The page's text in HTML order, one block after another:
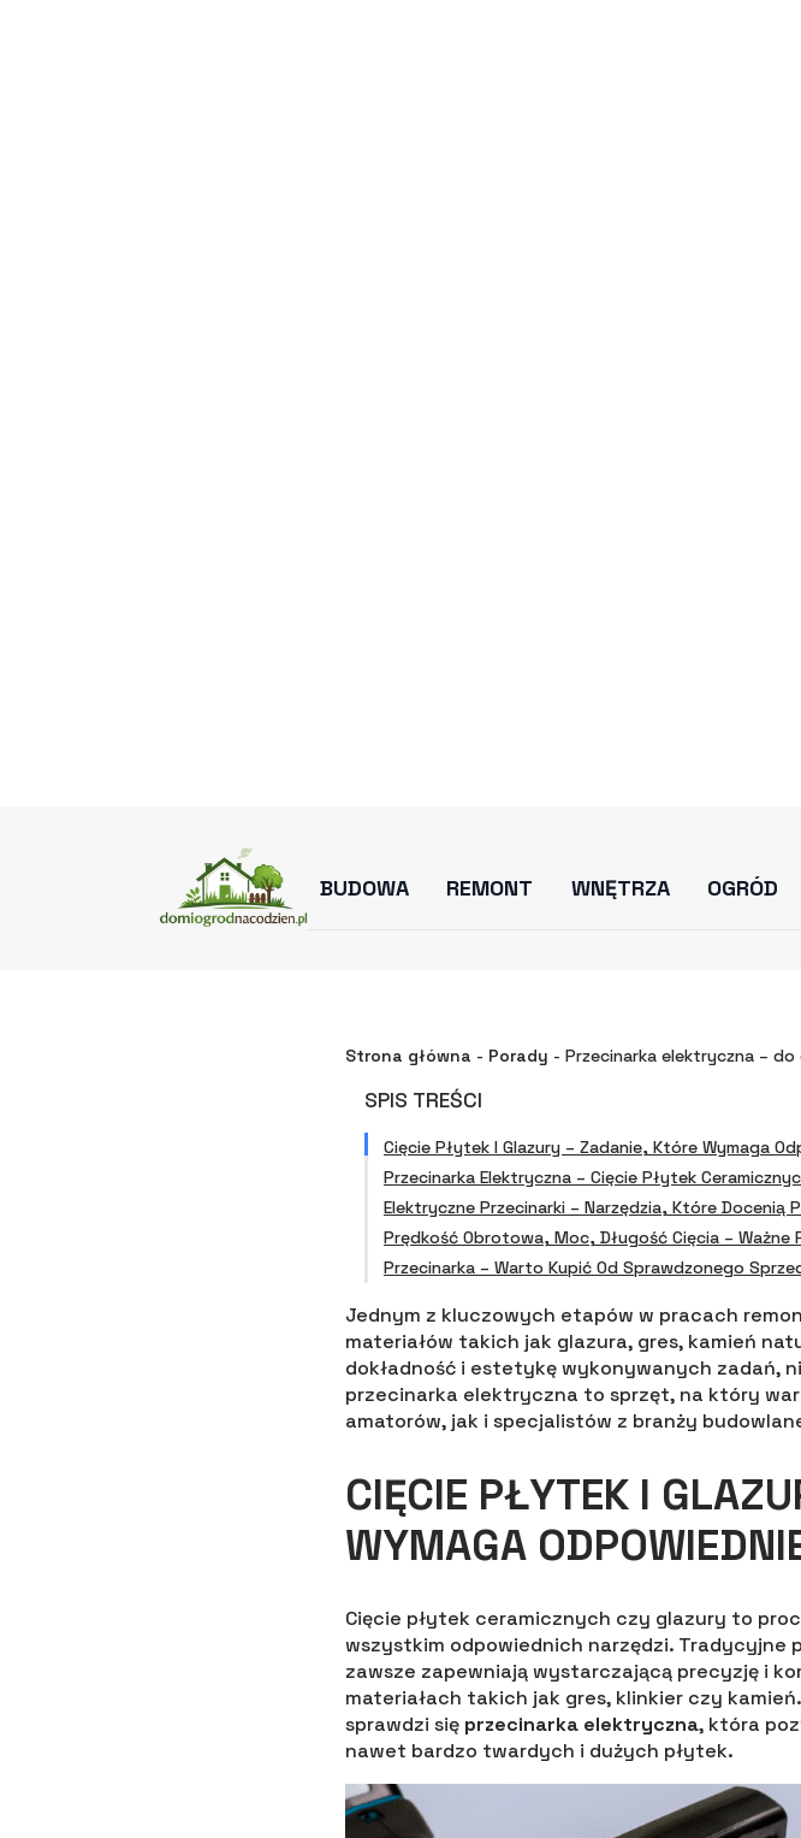
Strona główna - Porady - Przecinarka elektryczna –
SPIS TREŚCI
Cięcie Płytek I Glazury – Zadanie, Które Wymaga
Przecinarka Elektryczna – Cięcie Płytek
Elektryczne Przecinarki – Narzędzia, Które Docenią
Prędkość Obrotowa, Moc, Długość Cięcia –
Przecinarka – Warto Kupić Od Sprawdzonego
Jednym z kluczowych etapów w pracach
materiałów takich jak glazura, gres, kamień
dokładność i estetykę wykonywanych zadań,
przecinarka elektryczna to sprzęt, na który
amatorów, jak i specjalistów z branży
CIĘCIE PŁYTEK I
WYMAGA
Cięcie płytek ceramicznych czy glazury to
wszystkim odpowiednich narzędzi. Tradycyjne
zawsze zapewniają wystarczającą precyzję i
materiałach takich jak gres, klinkier czy
sprawdzi się przecinarka elektryczna, która
nawet bardzo twardych i dużych płytek.